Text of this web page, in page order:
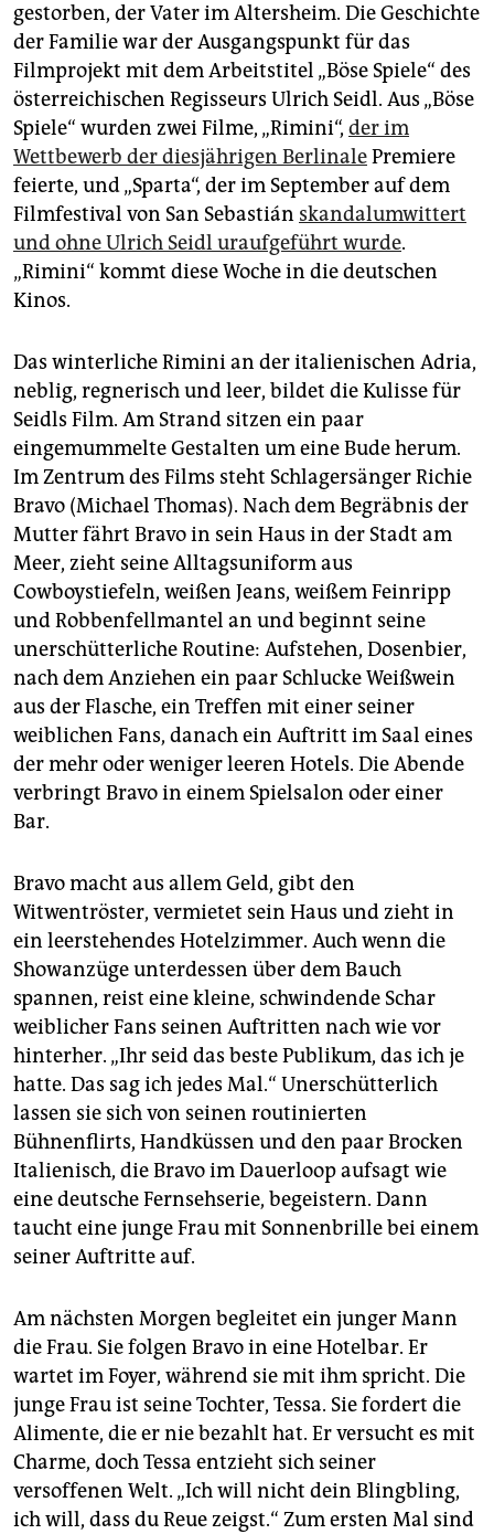
gestorben, der Vater im Altersheim. Die Geschichte
der Familie war der Ausgangspunkt für das
Filmprojekt mit dem Arbeitstitel „Böse Spiele“ des
österreichischen Regisseurs Ulrich Seidl. Aus „Böse
Spiele“ wurden zwei Filme, „Rimini“, der im
Wettbewerb der diesjährigen BerlinalePremiere
feierte, und „Sparta“, der im September auf dem
Filmfestival von San Sebastián skandalumwittert
und ohne Ulrich Seidl uraufgeführt wurde.
„Rimini“ kommt diese Woche in die deutschen
Kinos.
Das winterliche Rimini an der italienischen Adria,
neblig, regnerisch und leer, bildet die Kulisse für
Seidls Film. Am Strand sitzen ein paar
eingemummelte Gestalten um eine Bude herum.
Im Zentrum des Films steht Schlagersänger Richie
Bravo (Michael Thomas). Nach dem Begräbnis der
Mutter fährt Bravo in sein Haus in der Stadt am
Meer, zieht seine Alltagsuniform aus
Cowboystiefeln, weißen Jeans, weißem Feinripp
und Robbenfellmantel an und beginnt seine
unerschütterliche Routine: Aufstehen, Dosenbier,
nach dem Anziehen ein paar Schlucke Weißwein
aus der Flasche, ein Treffen mit einer seiner
weiblichen Fans, danach ein Auftritt im Saal eines
der mehr oder weniger leeren Hotels. Die Abende
verbringt Bravo in einem Spielsalon oder einer
Bar.
Bravo macht aus allem Geld, gibt den
Witwentröster, vermietet sein Haus und zieht in
ein leerstehendes Hotelzimmer. Auch wenn die
Showanzüge unterdessen über dem Bauch
spannen, reist eine kleine, schwindende Schar
weiblicher Fans seinen Auftritten nach wie vor
hinterher. „Ihr seid das beste Publikum, das ich je
hatte. Das sag ich jedes Mal.“ Unerschütterlich
lassen sie sich von seinen routinierten
Bühnenflirts, Handküssen und den paar Brocken
Italienisch, die Bravo im Dauerloop aufsagt wie
eine deutsche Fernsehserie, begeistern. Dann
taucht eine junge Frau mit Sonnenbrille bei einem
seiner Auftritte auf.
Am nächsten Morgen begleitet ein junger Mann
die Frau. Sie folgen Bravo in eine Hotelbar. Er
wartet im Foyer, während sie mit ihm spricht. Die
junge Frau ist seine Tochter, Tessa. Sie fordert die
Alimente, die er nie bezahlt hat. Er versucht es mit
Charme, doch Tessa entzieht sich seiner
versoffenen Welt. „Ich will nicht dein Blingbling,
ich will, dass du Reue zeigst.“ Zum ersten Mal sind